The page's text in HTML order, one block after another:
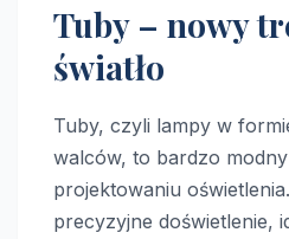
Tuby – nowy
światło
Tuby, czyli lampy w
walców, to bardzo
projektowaniu
precyzyjne doświetlenie,